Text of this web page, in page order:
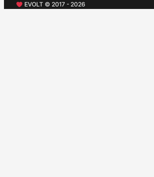
EVOLT © 2017 - 2026